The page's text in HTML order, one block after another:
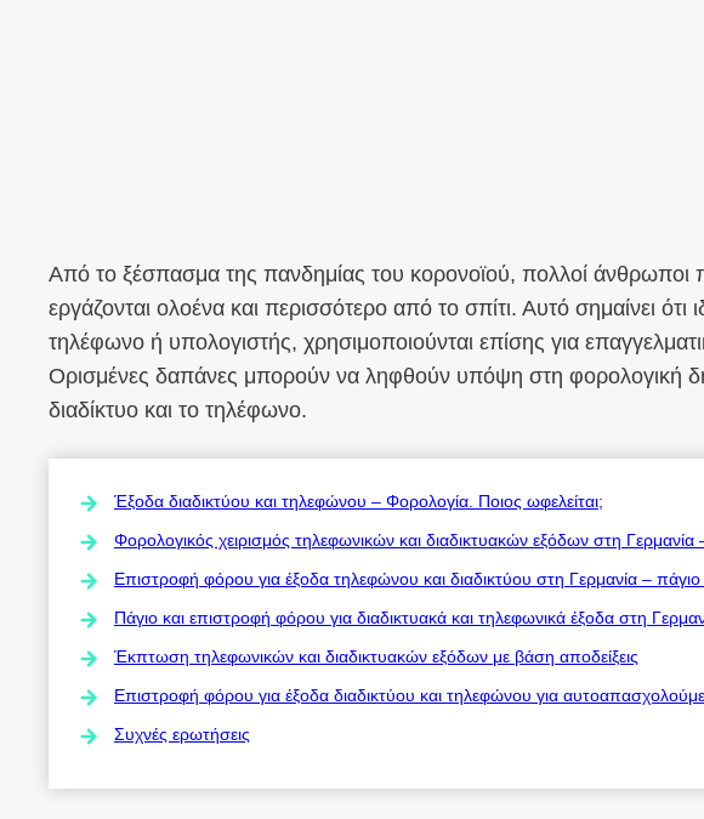
Από το ξέσπασμα της πανδημίας του κορονοϊού, πολλοί άνθρωποι
εργάζονται ολοένα και περισσότερο από το σπίτι. Αυτό σημαίνει ότι
τηλέφωνο ή υπολογιστής, χρησιμοποιούνται επίσης για
Ορισμένες δαπάνες μπορούν να ληφθούν υπόψη στη φορολογική
διαδίκτυο και το τηλέφωνο.
Έξοδα διαδικτύου και τηλεφώνου – Φορολογία. Ποιος ωφελείται;
Φορολογικός χειρισμός τηλεφωνικών και διαδικτυακών εξόδων στη Γερμανία
Επιστροφή φόρου για έξοδα τηλεφώνου και διαδικτύου στη Γερμανία – πάγιο
Πάγιο και επιστροφή φόρου για διαδικτυακά και τηλεφωνικά έξοδα στη
Έκπτωση τηλεφωνικών και διαδικτυακών εξόδων με βάση αποδείξεις
Επιστροφή φόρου για έξοδα διαδικτύου και τηλεφώνου για
Συχνές ερωτήσεις